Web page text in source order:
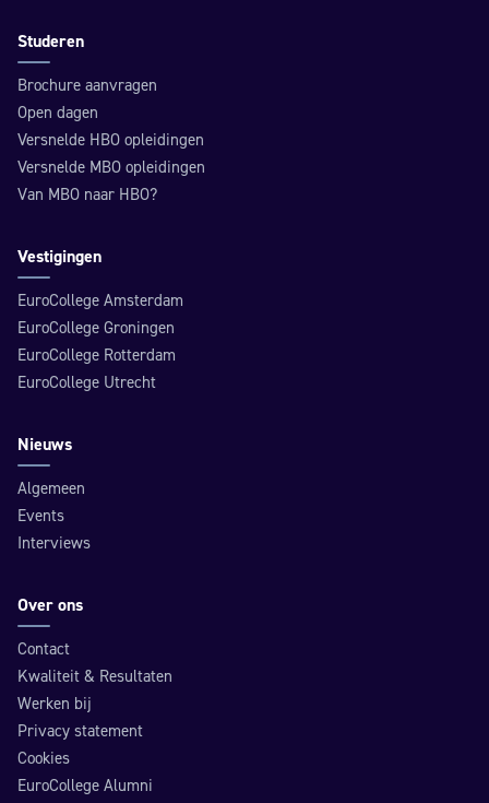
Studeren
Brochure aanvragen
Open dagen
Versnelde HBO opleidingen
Versnelde MBO opleidingen
Van MBO naar HBO?
Vestigingen
EuroCollege Amsterdam
EuroCollege Groningen
EuroCollege Rotterdam
EuroCollege Utrecht
Nieuws
Algemeen
Events
Interviews
Over ons
Contact
Kwaliteit & Resultaten
Werken bij
Privacy statement
Cookies
EuroCollege Alumni